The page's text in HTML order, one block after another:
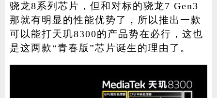
骁龙8系列芯片，但和对标的骁龙7 Gen3
那就有明显的性能优势了，所以推出一款
可以能打天玑8300的产品势在必行，这也
是这两款“青春版”芯片诞生的理由了。